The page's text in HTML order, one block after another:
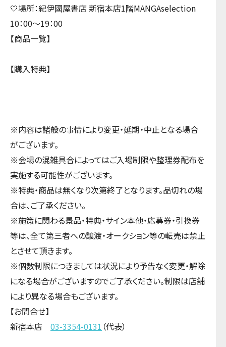
🤍場所：紀伊國屋書店 新宿本店1階MANGAselection
10：00～19：00
【商品一覧】
【購入特典】
※内容は諸般の事情により変更・延期・中止となる場合
がございます。
※会場の混雑具合によってはご入場制限や整理券配布を
実施する可能性がございます。
※特典・商品は無くなり次第終了となります。品切れの場
合は、ご了承ください。
※施策に関わる景品・特典・サイン本他・応募券・引換券
等は、全て第三者への譲渡・オークション等の転売は禁止
とさせて頂きます。
※個数制限につきましては状況により予告なく変更・解除
になる場合がございますのでご了承ください。制限は店舗
により異なる場合もございます。
【お問合せ】
新宿本店 03-3354-0131 （代表）